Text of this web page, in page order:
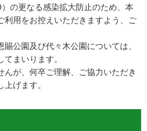
の更なる感染拡大防止のため、本
利用をお控えいただきますよう、ご
公園及び代々木公園については、
まいります。
んが、何卒ご理解、ご協力いただき
げます。